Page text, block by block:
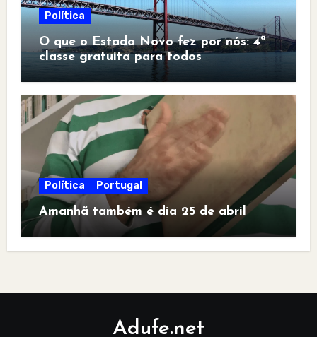
Política
O que o Estado Novo fez por nós: 4ª
classe gratuita para todos
Política Portugal
Amanhã também é dia 25 de abril
Adufe.net